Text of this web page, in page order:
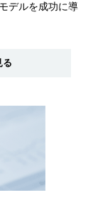
デルを成功に導
る